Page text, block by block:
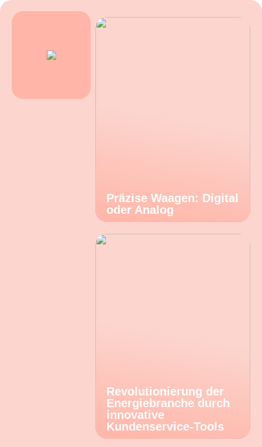
Präzise Waagen: Digital
oder Analog
Revolutionierung der
Energiebranche durch
innovative
Kundenservice-Tools